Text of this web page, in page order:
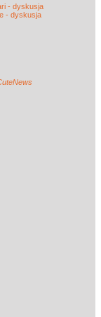
- dyskusja
- dyskusja